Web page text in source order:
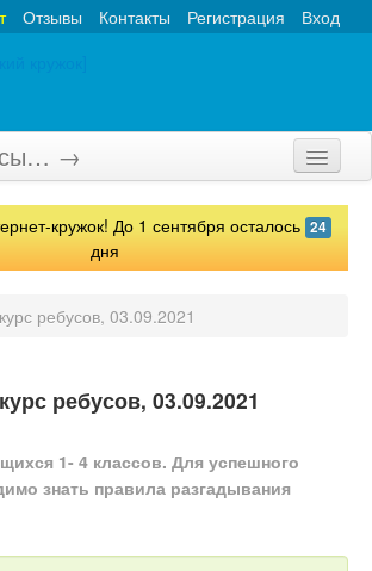
Вход
Регистрация
Контакты
Отзывы
→
кружок! До 1 сентября осталось 24
дня
ребусов, 03.09.2021
ребусов, 03.09.2021
1- 4 классов. Для успешного
знать правила разгадывания